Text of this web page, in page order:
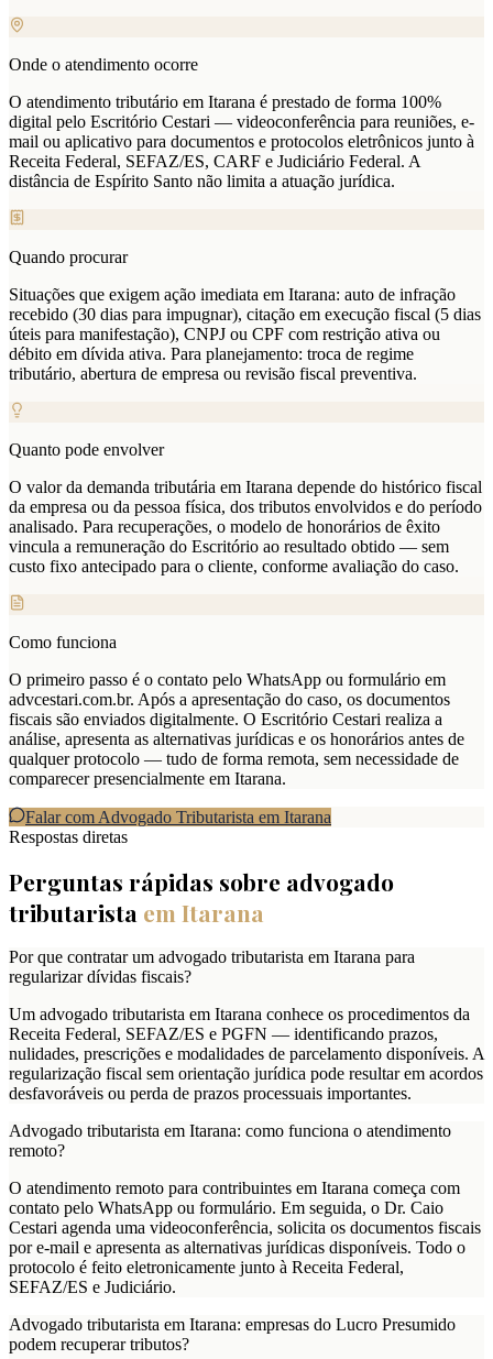
Onde o atendimento ocorre
O atendimento tributário em Itarana é prestado de forma 100%
digital pelo Escritório Cestari — videoconferência para reuniões, e-
mail ou aplicativo para documentos e protocolos eletrônicos junto à
Receita Federal, SEFAZ/ES, CARF e Judiciário Federal. A
distância de Espírito Santo não limita a atuação jurídica.
Quando procurar
Situações que exigem ação imediata em Itarana: auto de infração
recebido (30 dias para impugnar), citação em execução fiscal (5 dias
úteis para manifestação), CNPJ ou CPF com restrição ativa ou
débito em dívida ativa. Para planejamento: troca de regime
tributário, abertura de empresa ou revisão fiscal preventiva.
Quanto pode envolver
O valor da demanda tributária em Itarana depende do histórico fiscal
da empresa ou da pessoa física, dos tributos envolvidos e do período
analisado. Para recuperações, o modelo de honorários de êxito
vincula a remuneração do Escritório ao resultado obtido — sem
custo fixo antecipado para o cliente, conforme avaliação do caso.
Como funciona
O primeiro passo é o contato pelo WhatsApp ou formulário em
advcestari.com.br. Após a apresentação do caso, os documentos
fiscais são enviados digitalmente. O Escritório Cestari realiza a
análise, apresenta as alternativas jurídicas e os honorários antes de
qualquer protocolo — tudo de forma remota, sem necessidade de
comparecer presencialmente em Itarana.
Falar com Advogado Tributarista em Itarana
Respostas diretas
Perguntas rápidas sobre advogado
tributarista em Itarana
Por que contratar um advogado tributarista em Itarana para
regularizar dívidas fiscais?
Um advogado tributarista em Itarana conhece os procedimentos da
Receita Federal, SEFAZ/ES e PGFN — identificando prazos,
nulidades, prescrições e modalidades de parcelamento disponíveis. A
regularização fiscal sem orientação jurídica pode resultar em acordos
desfavoráveis ou perda de prazos processuais importantes.
Advogado tributarista em Itarana: como funciona o atendimento
remoto?
O atendimento remoto para contribuintes em Itarana começa com
contato pelo WhatsApp ou formulário. Em seguida, o Dr. Caio
Cestari agenda uma videoconferência, solicita os documentos fiscais
por e-mail e apresenta as alternativas jurídicas disponíveis. Todo o
protocolo é feito eletronicamente junto à Receita Federal,
SEFAZ/ES e Judiciário.
Advogado tributarista em Itarana: empresas do Lucro Presumido
podem recuperar tributos?